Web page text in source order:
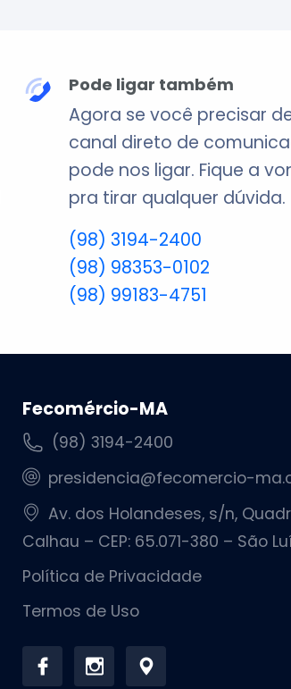
Pode ligar também
Agora se você precisar
canal direto de
pode nos ligar. Fique a
pra tirar qualquer dúvida.
(98) 3194-2400
(98) 98353-0102
(98) 99183-4751
Fecomércio-MA
(98) 3194-2400
presidencia@fecomercio-
Av. dos Holandeses, s/n,
Calhau – CEP: 65.071-380 – São
Política de Privacidade
Termos de Uso